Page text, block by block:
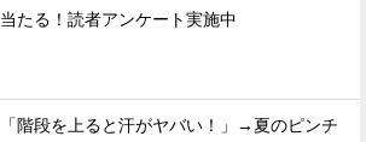
当たる！読者アンケート実施中
「階段を上ると汗がヤバい！」→夏のピンチ